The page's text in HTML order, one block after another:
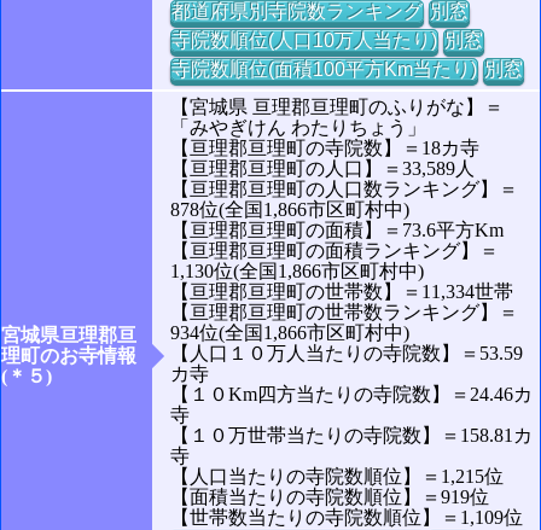
都道府県別寺院数ランキング 別窓
寺院数順位(人口10万人当たり) 別窓
寺院数順位(面積100平方Km当たり) 別窓
宮城県亘理郡亘
理町のお寺情報
(＊５)
【宮城県 亘理郡亘理町のふりがな】＝
「みやぎけん わたりちょう」
【亘理郡亘理町の寺院数】＝18カ寺
【亘理郡亘理町の人口】＝33,589人
【亘理郡亘理町の人口数ランキング】＝
878位(全国1,866市区町村中)
【亘理郡亘理町の面積】＝73.6平方Km
【亘理郡亘理町の面積ランキング】＝
1,130位(全国1,866市区町村中)
【亘理郡亘理町の世帯数】＝11,334世帯
【亘理郡亘理町の世帯数ランキング】＝
934位(全国1,866市区町村中)
【人口１０万人当たりの寺院数】＝53.59
カ寺
【１０Km四方当たりの寺院数】＝24.46カ
寺
【１０万世帯当たりの寺院数】＝158.81カ
寺
【人口当たりの寺院数順位】＝1,215位
【面積当たりの寺院数順位】＝919位
【世帯数当たりの寺院数順位】＝1,109位